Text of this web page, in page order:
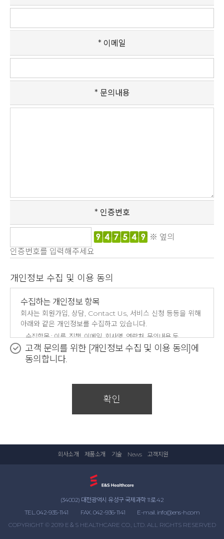
이메일
문의내용
인증번호
※ 옆의
인증번호를 입력해주세요
개인정보 수집 및 이용 동의
수집하는 개인정보 항목
회사는 회원가입, 상담, Contact Us, 서비스 신청 등등을 위해
아래와 같은 개인정보를 수집하고 있습니다.
수집항목 : 이름, 직책, 이메일, 회사명, 연락처, 문의내용 등
개인정보 수집방법 : 홈페이지(http://ens-healthcare.com/)
개인정보의 수집 및 이용목적
개인정보의 보유 및 이용기간
보존 항목 : 이름, 직책, 이메일, 단체/회사명, 연락처, 문의내용 등
고객 문의를 위한 [개인정보 수집 및 이용 동의]에
동의합니다.
확인
회사소개 제품소개 기술 News 고객지원
(34002) 대전광역시 유성구 국제과학 11로 42
TEL. 042-935-1141
FAX. 042-936-1141
E-mail. info@ens-h.com
COPYRIGHT © 2019 E＆S HEALTHCARE CO., LTD. ALL RIGHTS RESERVED